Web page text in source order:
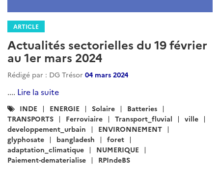
ARTICLE
Actualités sectorielles du 19 février
au 1er mars 2024
Rédigé par : DG Trésor 04 mars 2024
.... Lire la suite
Catégories
:
INDE ENERGIE Solaire
Batteries
TRANSPORTS
Ferroviaire Transport_fluvial
ville
developpement_urbain
ENVIRONNEMENT
glyphosate
bangladesh
foret
adaptation_climatique
NUMERIQUE
Paiement-dematerialise
RPIndeBS